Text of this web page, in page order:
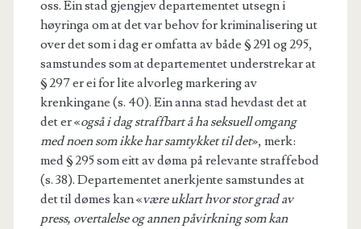
oss. Ein stad gjengjev departementet utsegn i
høyringa om at det var behov for kriminalisering ut
over det som i dag er omfatta av både § 291 og 295,
samstundes som at departementet understrekar at
§ 297 er ei for lite alvorleg markering av
krenkingane (s. 40). Ein anna stad hevdast det at
det er «også i dag straffbart å ha seksuell omgang
med noen som ikke har samtykket til det», merk:
med § 295 som eitt av døma på relevante straffebod
(s. 38). Departementet anerkjente samstundes at
det til dømes kan «være uklart hvor stor grad av
press, overtalelse og annen påvirkning som kan